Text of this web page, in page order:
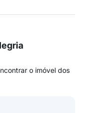
o imóvel dos